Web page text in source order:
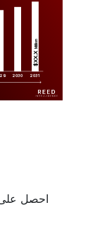
2030 2031
$XX.X
Million
احصل على